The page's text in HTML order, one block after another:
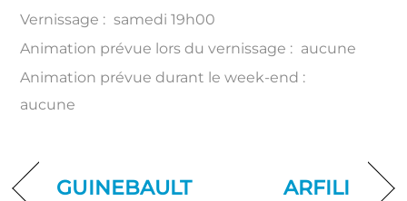
Vernissage : samedi 19h00
Animation prévue lors du vernissage : aucune
Animation prévue durant le week-end :
aucune
GUINEBAULT ARFILI